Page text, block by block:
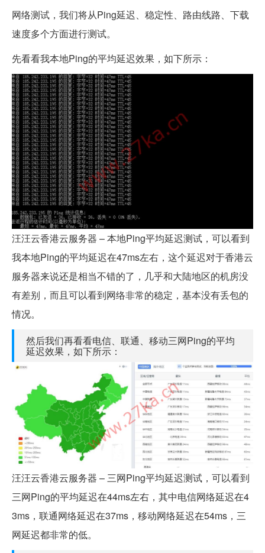
网络测试，我们将从Ping延迟、稳定性、路由线路、下载
速度多个方面进行测试。
先看看我本地Ping的平均延迟效果，如下所示：
汪汪云香港云服务器 – 本地Ping平均延迟测试，可以看到
我本地Ping的平均延迟在47ms左右，这个延迟对于香港云
服务器来说还是相当不错的了，几乎和大陆地区的机房没
有差别，而且可以看到网络非常的稳定，基本没有丢包的
情况。
然后我们再看看电信、联通、移动三网Ping的平均
延迟效果，如下所示：
汪汪云香港云服务器 – 三网Ping平均延迟测试，可以看到
三网Ping的平均延迟在44ms左右，其中电信网络延迟在4
3ms，联通网络延迟在37ms，移动网络延迟在54ms，三
网延迟都非常的低。